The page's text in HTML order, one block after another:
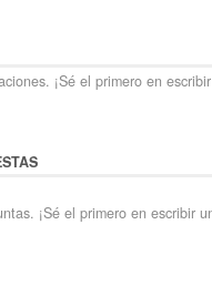
¡Sé el primero en
¡Sé el primero en escribir